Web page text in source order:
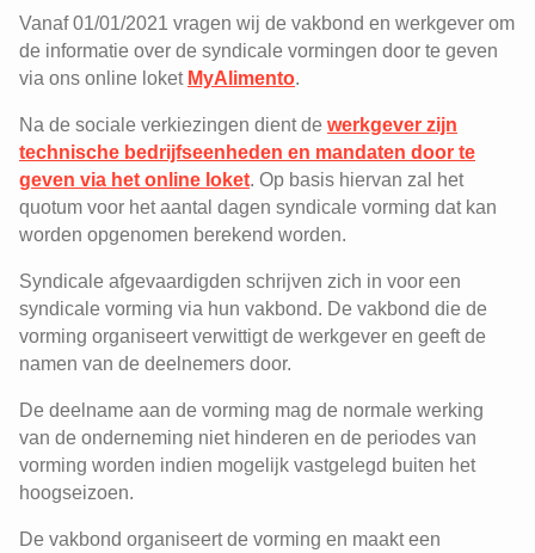
Vanaf 01/01/2021 vragen wij de vakbond en werkgever om
de informatie over de syndicale vormingen door te geven
via ons online loket MyAlimento.
Na de sociale verkiezingen dient de werkgever zijn
technische bedrijfseenheden en mandaten door te
geven via het online loket. Op basis hiervan zal het
quotum voor het aantal dagen syndicale vorming dat kan
worden opgenomen berekend worden.
Syndicale afgevaardigden schrijven zich in voor een
syndicale vorming via hun vakbond. De vakbond die de
vorming organiseert verwittigt de werkgever en geeft de
namen van de deelnemers door.
De deelname aan de vorming mag de normale werking
van de onderneming niet hinderen en de periodes van
vorming worden indien mogelijk vastgelegd buiten het
hoogseizoen.
De vakbond organiseert de vorming en maakt een